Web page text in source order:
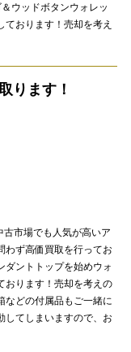
ウッドボタンウォレッ
ております！売却を考え
ります！
古市場でも人気が高いア
わず高価買取を行ってお
ダントトップを始めウォ
おります！売却を考えの
などの付属品もご一緒に
してしまいますので、お